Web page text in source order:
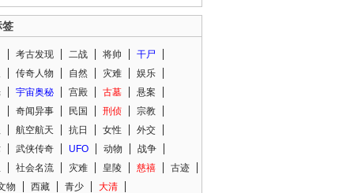
签
考古发现 二战 将帅
干尸
传奇人物 自然 灾难
娱乐
宇宙奥秘 宫殿 古墓
悬案
奇闻异事 民国 刑侦
宗教
航空航天 抗日 女性
外交
武侠传奇 UFO 动物
战争
社会名流 灾难 皇陵 慈禧
古迹
物
西藏 青少 大清